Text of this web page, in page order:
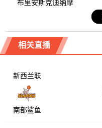
布里安斯克迪纳摩
相关直播
新西兰联
南部鲨鱼